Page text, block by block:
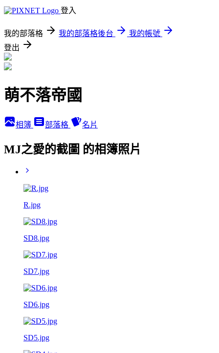
登入
我的部落格 我的部落格後台
我的帳號
登出
萌不落帝國
相簿 部落格 名片
MJ之愛的截圖 的相簿照片
R.jpg
SD8.jpg
SD7.jpg
SD6.jpg
SD5.jpg